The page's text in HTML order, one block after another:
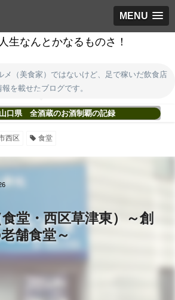
MENU
生なんとかなるものさ！
メ（美食家）ではないけど、足で稼いだ飲食店
報を載せたブログです。
口県 全酒蔵のお酒制覇の記録
西区 食堂
堂・西区草津東）～創
舗食堂～